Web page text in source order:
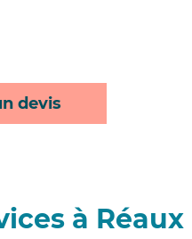
devis
à Réaux